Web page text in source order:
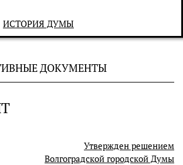
ИСТОРИЯ ДУМЫ
ДОКУМЕНТЫ
Утвержден решением
Волгоградской городской Думы